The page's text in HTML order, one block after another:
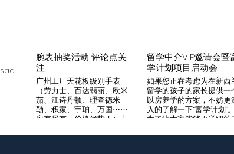
腕表抽奖活动 评论点关
注
广州工厂天花板级别手表
（劳力士、百达翡丽、欧米
茄、江诗丹顿、理查德米
勒、积家、宇珀、万国⋯⋯
应有尽有，价格优势！）十
旨，支持平台交易，货到付
留学中介VIP邀请会暨
学计划项目启动会
如果您正在考虑为在新西
留学的孩子的家长提供一
以房养学的方案，不妨更
入的了解一下“富学计划”。
为了让大家能够更详细的
月14日举办一次针对留学